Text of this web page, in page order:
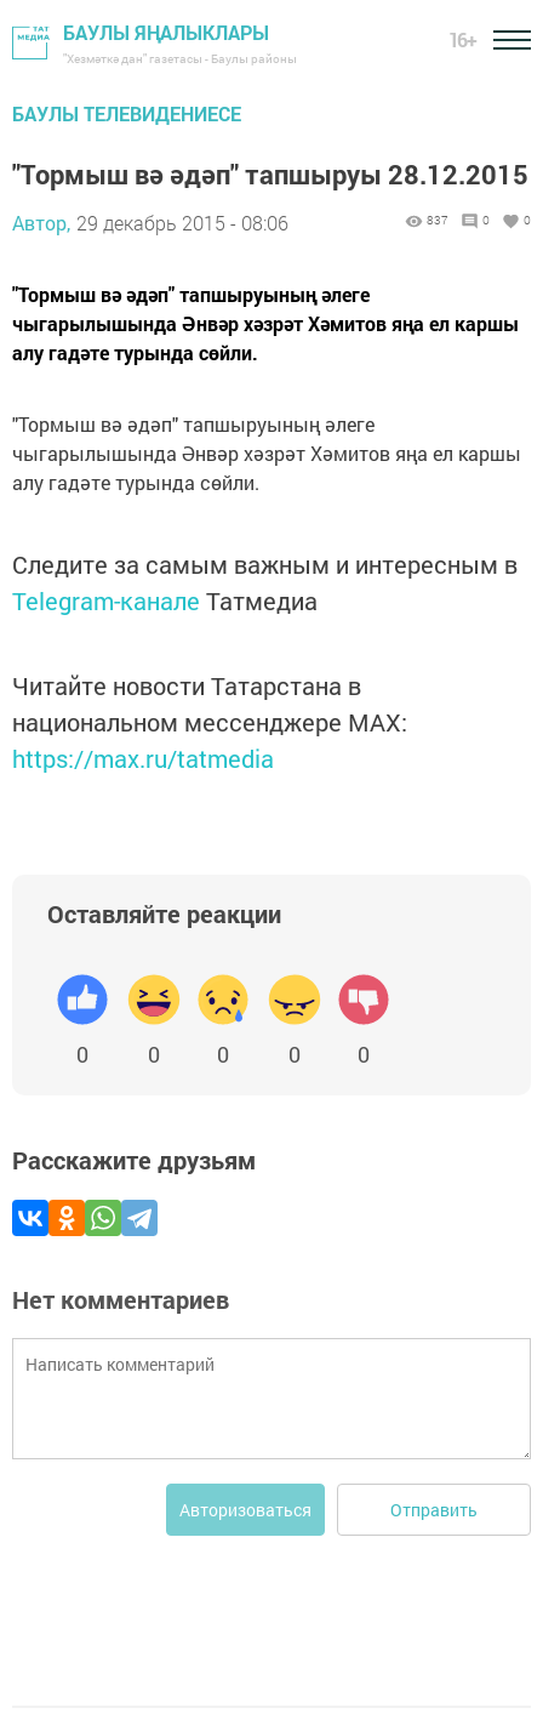
БАУЛЫ ЯҢАЛЫКЛАРЫ
"Хезмәткә дан" газетасы - Баулы районы
16+
БАУЛЫ ТЕЛЕВИДЕНИЕСЕ
"Тормыш вә әдәп" тапшыруы 28.12.2015
Автор, 29 декабрь 2015 - 08:06 837 0 0
"Тормыш вә әдәп" тапшыруының әлеге
чыгарылышында Әнвәр хәзрәт Хәмитов яңа ел каршы
алу гадәте турында сөйли.
"Тормыш вә әдәп" тапшыруының әлеге
чыгарылышында Әнвәр хәзрәт Хәмитов яңа ел каршы
алу гадәте турында сөйли.
Следите за самым важным и интересным в
Telegram-канале Татмедиа
Читайте новости Татарстана в
национальном мессенджере MАХ:
https://max.ru/tatmedia
Оставляйте реакции
0 0 0 0 0
Расскажите друзьям
Нет комментариев
Авторизоваться Отправить